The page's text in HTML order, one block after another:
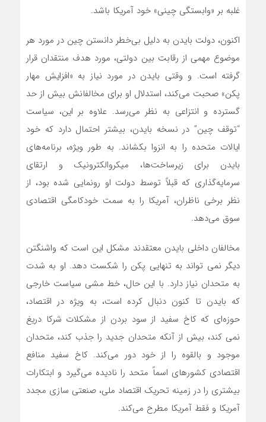
غلبه بر «وابستگی چینی» خود آمریکا باشد.
اکنون، دولت بایدن به دلیل بی‌خطر دانستن چین در مورد هر
موضوع مهمی از رقابت بین دولتی، مورد هدف منتقدان قرار
گرفته است. و وقتی بایدن در مورد نیاز به «افزایش مهار
پکن» صحبت‌ می‌کند، استدلال او برای مخالفانش بیش از حد
گسترده و انتزاعی به نظر‌ می‌رسد. علاوه بر این، سیاست
“توقف چین” در نسخه بایدن، بیشتر احتمال دارد که خود
ایالات متحده را به انزوا بکشاند. به طور ویژه، برنامه‌های
بایدن برای زیرساخت‌ها، میکروالکترونیک و ارتقای
سرمایه‌گذاری که قبلاً توسط دولت او رونمایی شده بود، از
نظر برخی ناظران، آمریکا را به سمت خودکامگی اقتصادی
سوق می‌دهد.
مخالفان داخلی بایدن معتقدند مشکل این است که واشنگتن
دیگر نمی تواند به تنهایی پکن را شکست دهد. او به شدت
به متحدان نیاز دارد. با این حال، خط مشی سیاست خارجی
که بایدن تا کنون دنبال کرده است، به ویژه در اقتصاد،
حوزه‌ای که کاخ سفید از سود بردن از مشکلات شرکا دریغ
نمی کند، بیش از آنکه متحدان جدید را جذب کند، متحدان
موجود و بالقوه را از خود دور‌ می‌کند. کاخ سفید منافع
اقتصادی کشورهای اسماً متحد را نادیده‌ می‌گیرد و ابتکارات
بیشتری را در زمینه تحریک اقتصاد ملی، صنعتی سازی مجدد
آمریکا و فقط آمریکا مطرح‌ می‌کند.